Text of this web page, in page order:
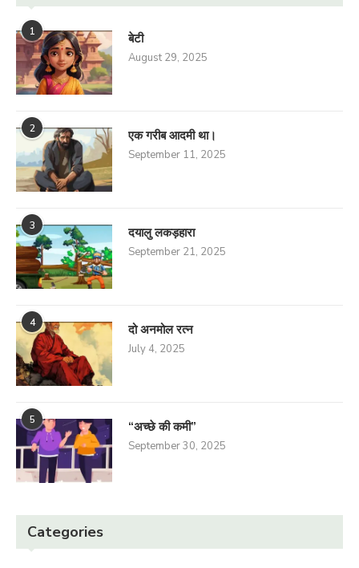
1 बेटी
August 29, 2025
2 एक गरीब आदमी था।
September 11, 2025
3 दयालु लकड़हारा
September 21, 2025
4 दो अनमोल रत्न
July 4, 2025
5 “अच्छे की कमी”
September 30, 2025
Categories